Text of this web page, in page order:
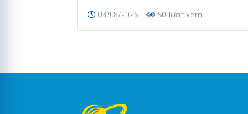
03/08/2026 50 lượt xem